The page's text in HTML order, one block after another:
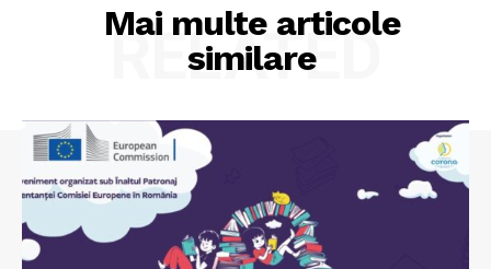
Mai multe articole
similare
RELATED